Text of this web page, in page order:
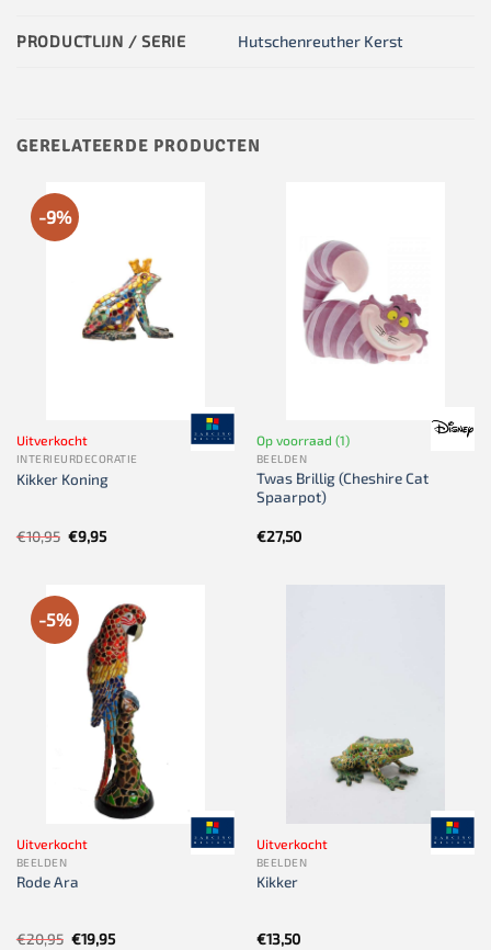
PRODUCTLIJN / SERIE Hutschenreuther Kerst
GERELATEERDE PRODUCTEN
-9%
Uitverkocht
INTERIEURDECORATIE
Kikker Koning
€10,95 Oorspronkelijke
prijs
€9,95Huidige
Op voorraad (1)
BEELDEN
Twas Brillig (Cheshire Cat
Spaarpot)
€27,50
-5%
Uitverkocht
BEELDEN
Rode Ara
€20,95 Oorspronkelijke
€19,95Huidige
Uitverkocht
BEELDEN
Kikker
€13,50